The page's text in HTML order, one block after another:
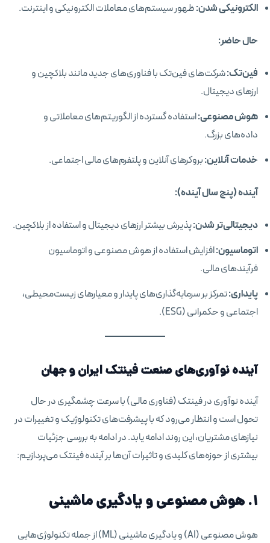
الکترونیکی شدن:ظهور سیستم‌های معاملات الکترونیکی و اینترنت.
حال حاضر:
فین‌تک:شرکت‌های فین‌تک با فناوری‌های جدید مانند بلاکچین و
ارزهای دیجیتال.
هوش مصنوعی:استفاده گسترده از الگوریتم‌های معاملاتی و
داده‌های بزرگ.
خدمات آنلاین:بروکرهای آنلاین و پلتفرم‌های مالی اجتماعی.
آینده (پنج سال آینده):
دیجیتالی‌تر شدن:پذیرش بیشتر ارزهای دیجیتال و استفاده از بلاکچین.
اتوماسیون:افزایش استفاده از هوش مصنوعی و اتوماسیون
فرآیندهای مالی.
پایداری:تمرکز بر سرمایه‌گذاری‌های پایدار و معیارهای زیست‌محیطی،
اجتماعی و حکمرانی (ESG).
آینده نوآوری‌های صنعت فینتک ایران و جهان
آینده نوآوری در فینتک (فناوری مالی) با سرعت چشمگیری در حال
تحول است و انتظار می‌رود که با پیشرفت‌های تکنولوژیک و تغییرات در
نیازهای مشتریان، این روند ادامه یابد. در ادامه به بررسی جزئیات
بیشتری از حوزه‌های کلیدی و تاثیرات آن‌ها بر آینده فینتک می‌پردازیم:
۱. هوش مصنوعی و یادگیری ماشینی
هوش مصنوعی (AI) و یادگیری ماشینی (ML) از جمله تکنولوژی‌هایی